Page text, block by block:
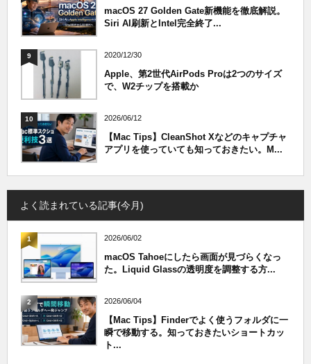
macOS 27 Golden Gate新機能を徹底解説。
Siri AI刷新とIntel完全終了...
9 2020/12/30
Apple、第2世代AirPods Proは2つのサイズ
で、W2チップを搭載か
10 2026/06/12
【Mac Tips】CleanShot Xなどのキャプチャ
アプリを使っていても知っておきたい。M...
よく読まれている記事(今月)
1 2026/06/02
macOS Tahoeにしたら画面が見づらくなっ
た。Liquid Glassの透明度を調整する方...
2 2026/06/04
【Mac Tips】Finderでよく使うフォルダに一
瞬で移動する。知っておきたいショートカッ
ト...